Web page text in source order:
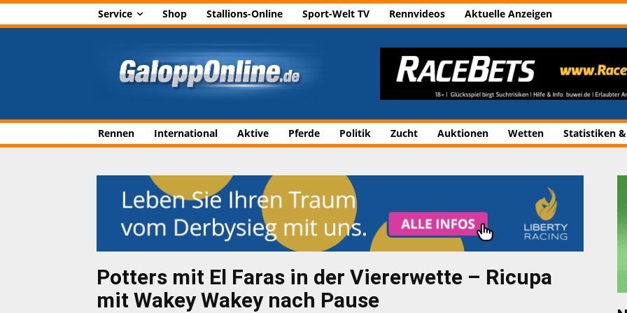
Service Shop Stallions-Online Sport-Welt TV Rennvideos Aktuelle Anzeigen
Rennen International Aktive Pferde Politik Zucht Auktionen Wetten Statistiken
Potters mit El Faras in der Viererwette – Ricupa
mit Wakey Wakey nach Pause